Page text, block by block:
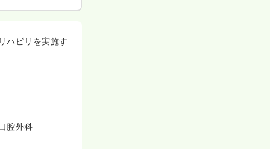
ハビリを実施す
腔外科